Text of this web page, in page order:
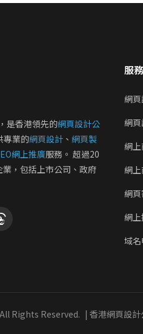
是香港領先的網頁設計公
專業的網頁設計 、 網頁製
網上推廣服務。 超過20
，包括上市公司、政府
服
網
網
網
網
網
網
域
Rights Reserved. | 香港網頁設